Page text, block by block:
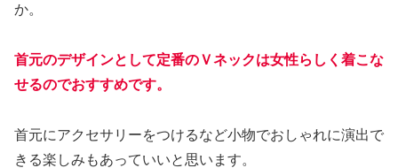
か。
首元のデザインとして定番のＶネックは女性らしく着こな
せるのでおすすめです。
首元にアクセサリーをつけるなど小物でおしゃれに演出で
きる楽しみもあっていいと思います。